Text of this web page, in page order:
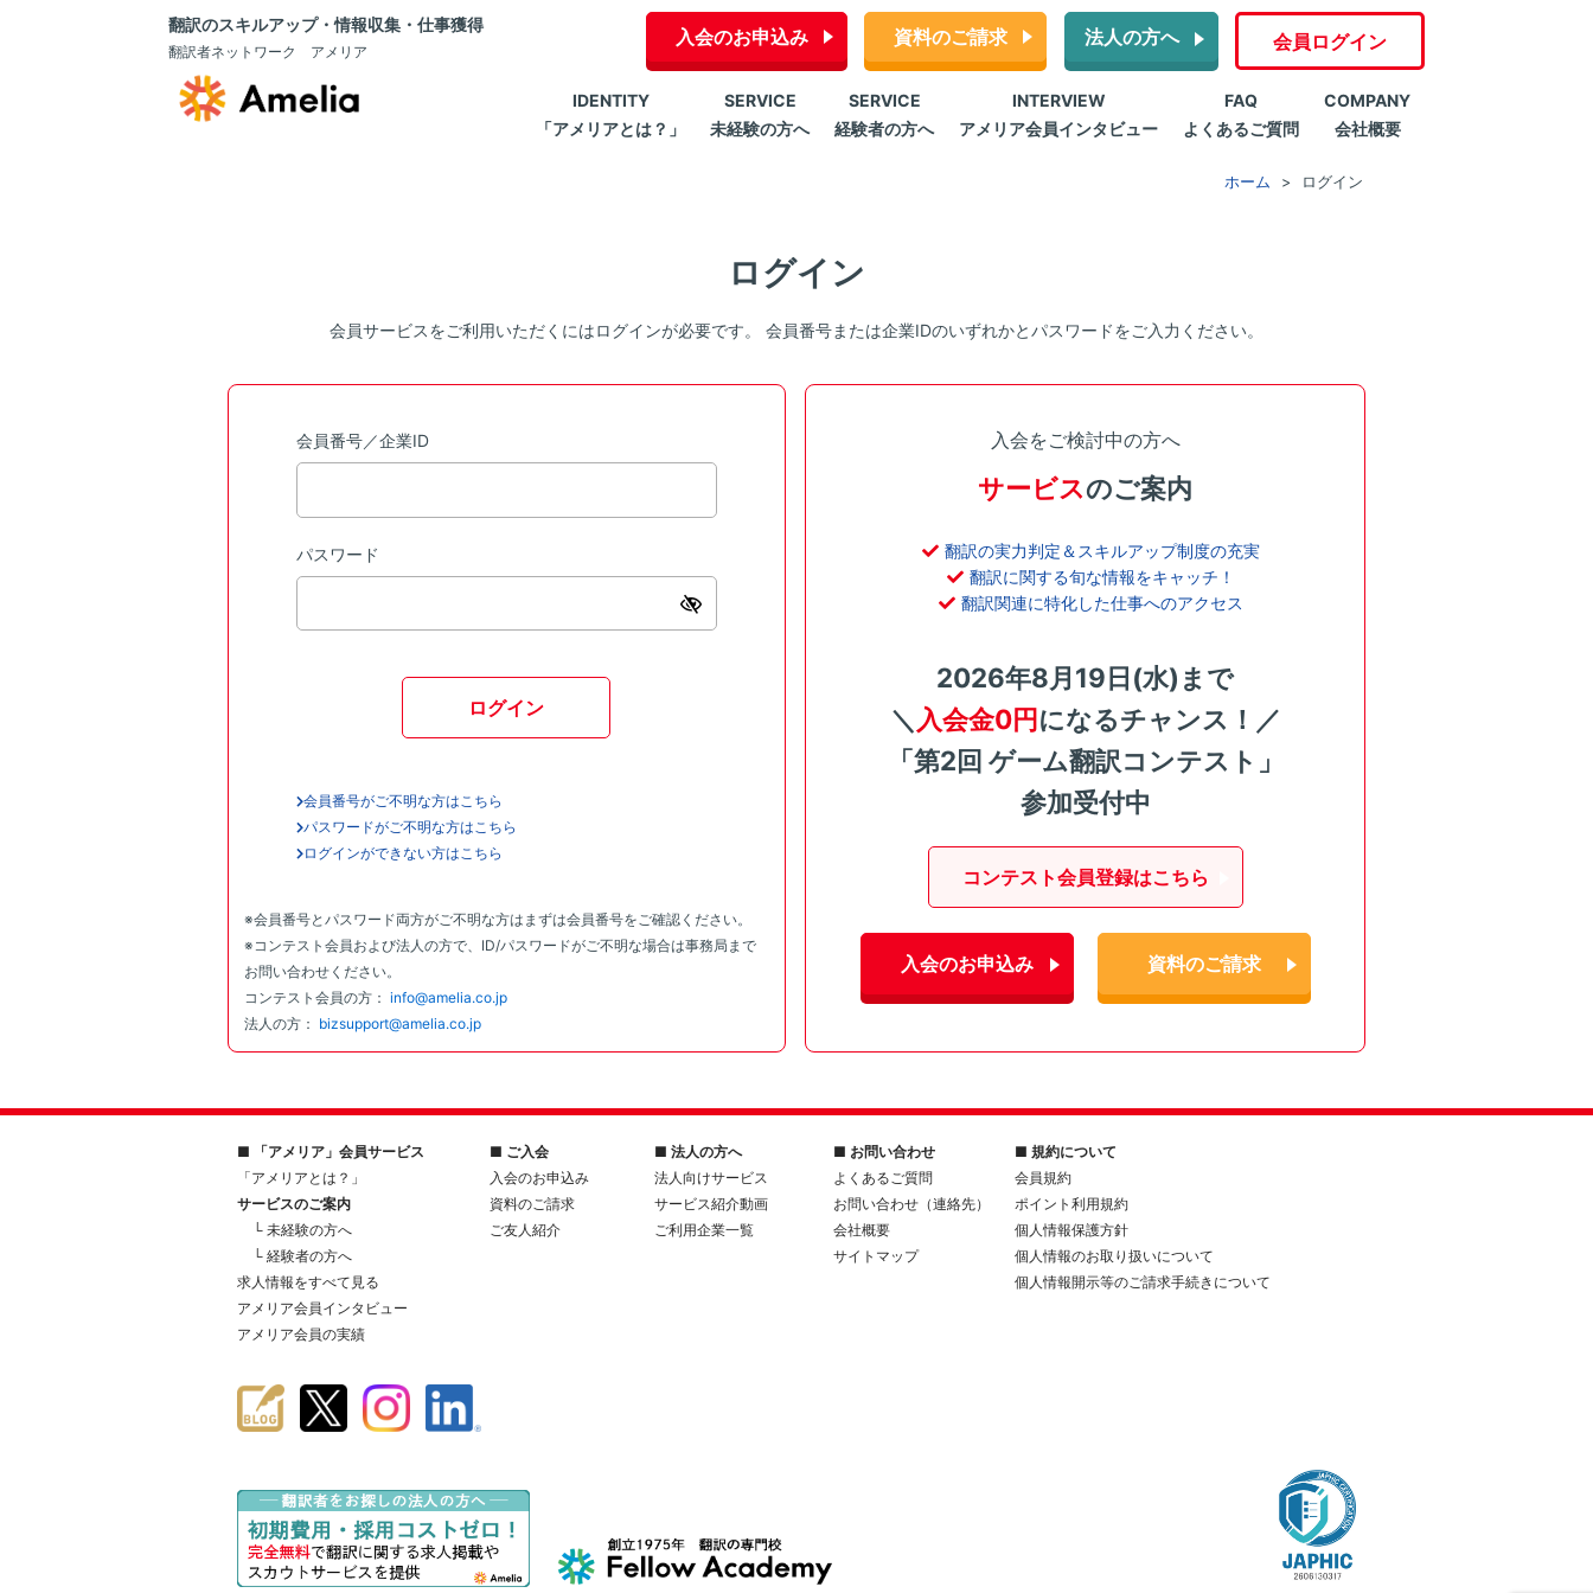
翻訳のスキルアップ・情報収集・仕事獲得
翻訳者ネットワーク アメリア
入会のお申込み 資料のご請求 法人の方へ 会員ログイン
IDENTITY
「アメリアとは？」
SERVICE
未経験の方へ
SERVICE
経験者の方へ
INTERVIEW
アメリア会員インタビュー
FAQ
よくあるご質問
COMPANY
会社概要
ホーム ログイン
ログイン
会員サービスをご利用いただくにはログインが必要です。 会員番号または企業IDのいずれかとパスワードをご入力ください。
会員番号／企業ID
パスワード
ログイン
会員番号がご不明な方はこちら
パスワードがご不明な方はこちら
ログインができない方はこちら
※会員番号とパスワード両方がご不明な方はまずは会員番号をご確認ください。
※コンテスト会員および法人の方で、ID/パスワードがご不明な場合は事務局まで
お問い合わせください。
コンテスト会員の方： info@amelia.co.jp
法人の方： bizsupport@amelia.co.jp
入会をご検討中の方へ
サービスのご案内
翻訳の実力判定＆スキルアップ制度の充実
翻訳に関する旬な情報をキャッチ！
翻訳関連に特化した仕事へのアクセス
2026年8月19日(水)まで
＼ 入会金0円になるチャンス！／
「第2回 ゲーム翻訳コンテスト」
参加受付中
コンテスト会員登録はこちら
入会のお申込み 資料のご請求
■ 「アメリア」会員サービス
「アメリアとは？」
サービスのご案内
└ 未経験の方へ
└ 経験者の方へ
求人情報をすべて見る
アメリア会員インタビュー
アメリア会員の実績
■ ご入会
入会のお申込み
資料のご請求
ご友人紹介
■ 法人の方へ
法人向けサービス
サービス紹介動画
ご利用企業一覧
■ お問い合わせ
よくあるご質問
お問い合わせ（連絡先）
会社概要
サイトマップ
■ 規約について
会員規約
ポイント利用規約
個人情報保護方針
個人情報のお取り扱いについて
個人情報開示等のご請求手続きについて